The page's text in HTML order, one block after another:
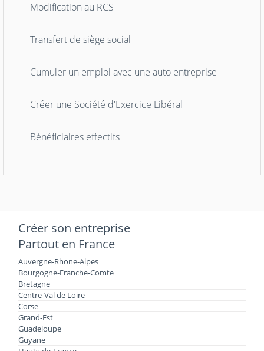
Modification au RCS
Transfert de siège social
Cumuler un emploi avec une auto entreprise
Créer une Société d'Exercice Libéral
Bénéficiaires effectifs
Créer son entreprise
Partout en France
Auvergne-Rhone-Alpes
Bourgogne-Franche-Comte
Bretagne
Centre-Val de Loire
Corse
Grand-Est
Guadeloupe
Guyane